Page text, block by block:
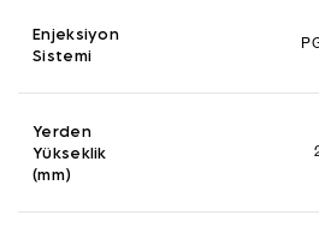
Enjeksiyon
Sistemi
Yerden
Yükseklik
(mm)